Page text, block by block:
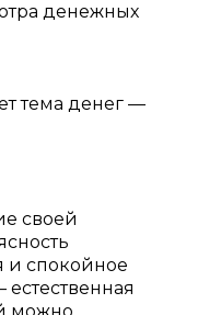
денежных
тема денег —
своей
и спокойное